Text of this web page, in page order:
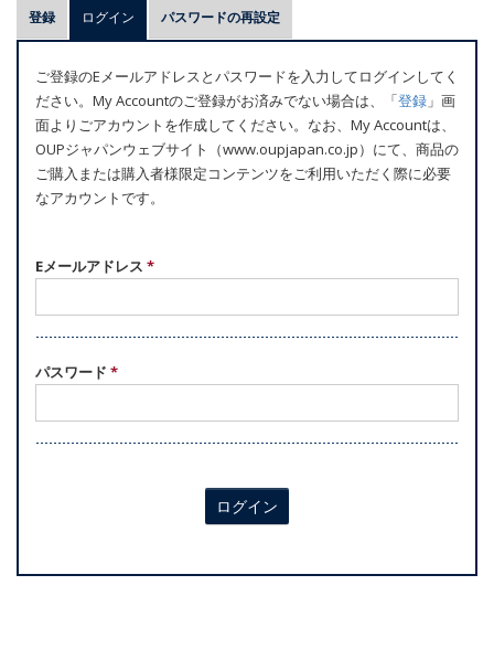
プ
ラ
マ
リ
ー
タ
ブ
登録 ログイン (アクティブなタブ)
パスワードの再設定
ご登録のEメールアドレスとパスワードを入力してログインしてく
ださい。My Accountのご登録がお済みでない場合は、「登録 」画
面よりごアカウントを作成してください。なお、My Accountは、
OUPジャパンウェブサイト（www.oupjapan.co.jp）にて、商品の
ご購入または購入者様限定コンテンツをご利用いただく際に必要
なアカウントです。
Eメールアドレス *
パスワード *
ログイン